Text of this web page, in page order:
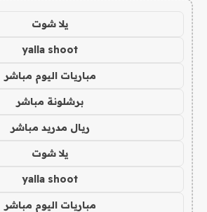
يلا شوت
yalla shoot
مباريات اليوم مباشر
برشلونة مباشر
ريال مدريد مباشر
يلا شوت
yalla shoot
مباريات اليوم مباشر